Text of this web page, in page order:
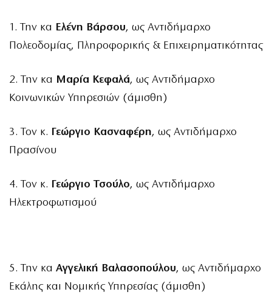
1. Την κα Ελένη Βάρσου, ως Αντιδήμαρχο
Πολεοδομίας, Πληροφορικής & Επιχειρηματικότητας
2. Την κα Μαρία Κεφαλά, ως Αντιδήμαρχο
Κοινωνικών Υπηρεσιών (άμισθη)
3. Τον κ. Γεώργιο Κασναφέρη, ως Αντιδήμαρχο
Πρασίνου
4. Τον κ. Γεώργιο Τσούλο, ως Αντιδήμαρχο
Ηλεκτροφωτισμού
5. Την κα Αγγελική Βαλασοπούλου, ως Αντιδήμαρχο
Εκάλης και Νομικής Υπηρεσίας (άμισθη)